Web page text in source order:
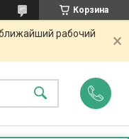
Корзина
рабочий